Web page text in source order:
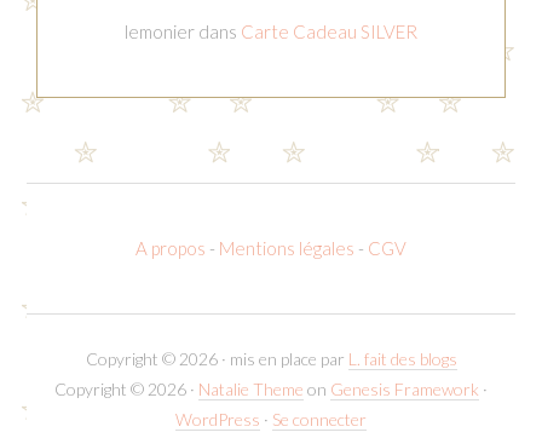
lemonier dans Carte Cadeau SILVER
A propos - Mentions légales - CGV
Copyright © 2026 · mis en place par L. fait des blogs
Copyright © 2026 · Natalie Theme on Genesis Framework ·
WordPress · Se connecter